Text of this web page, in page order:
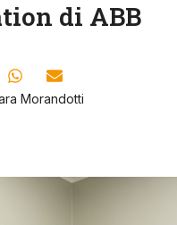
di ABB
Morandotti